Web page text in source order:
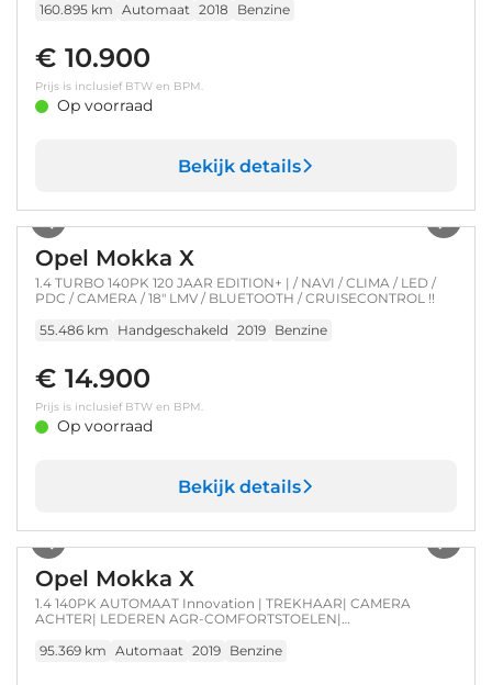
160.895 km Automaat 2018 Benzine
€ 10.900
Prijs is inclusief BTW en BPM.
Op voorraad
Bekijk details
Opel Mokka X
1.4 TURBO 140PK 120 JAAR EDITION+ | / NAVI / CLIMA / LED /
PDC / CAMERA / 18" LMV / BLUETOOTH / CRUISECONTROL !!
55.486 km
Handgeschakeld 2019 Benzine
€ 14.900
Prijs is inclusief BTW en BPM.
Op voorraad
Bekijk details
Opel Mokka X
1.4 140PK AUTOMAAT Innovation | TREKHAAR| CAMERA
ACHTER| LEDEREN AGR-COMFORTSTOELEN|
ENTRY&START| NAVIGATIE| CLIMATE CONTROL
95.369 km Automaat 2019 Benzine